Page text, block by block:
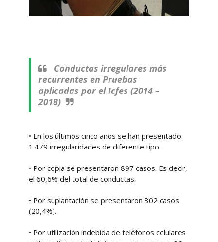
Conductas irregulares más
recurrentes en Pruebas
aplicadas por el Icfes (2014 –
2018)
• En los últimos cinco años se han presentado
1.479 irregularidades de diferente tipo.
• Por copia se presentaron 897 casos. Es decir,
el 60,6% del total de conductas.
• Por suplantación se presentaron 302 casos
(20,4%).
• Por utilización indebida de teléfonos celulares